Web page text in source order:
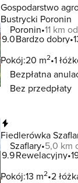
Gospodarstwo
Bustrycki Poronin
Poronin 11 km
9.0Bardzo dobry
Pokój:20 m2 1
Bezpłatna
Bez przedpłaty
Fiedlerówka
Szaflary 5,0 km
9.9Rewelacyjny
Pokój:13 m2 2